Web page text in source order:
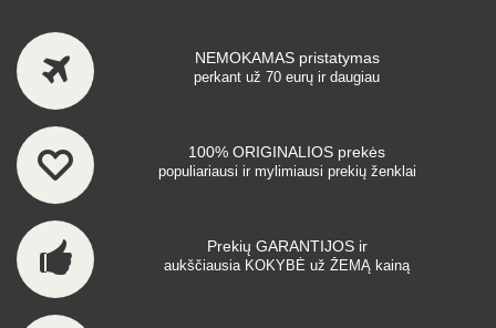
NEMOKAMAS pristatymas
perkant už 70 eurų ir daugiau
100% ORIGINALIOS prekės
populiariausi ir mylimiausi prekių ženklai
Prekių GARANTIJOS ir
aukščiausia KOKYBĖ už ŽEMĄ kainą